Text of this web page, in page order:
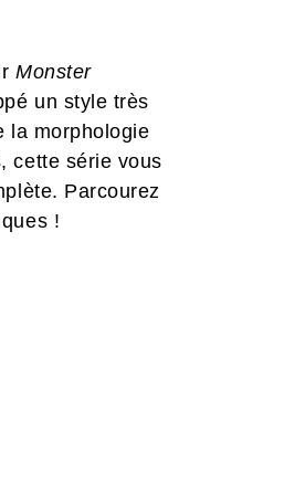
Monster
un style très
la morphologie
cette série vous
Parcourez
!